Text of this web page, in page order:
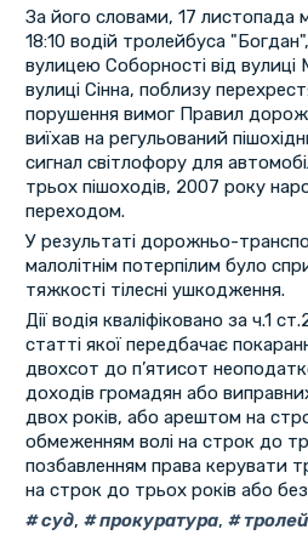
За його словами, 17 листопада
18:10 водій тролейбуса
вулицею Соборності від
вулиці Сінна, поблизу
порушення вимог Правил
виїхав на регульований
сигнал світлофору для
трьох пішоходів, 2007 року
переходом.
У результаті дорожньо-
малолітнім потерпілим було
тяжкості тілесні ушкодження.
Дії водія кваліфіковано за ч.1
статті якої передбачає
двохсот до п’ятисот
доходів громадян або
двох років, або арештом на
обмеженням волі на строк до
позбавленням права керувати
на строк до трьох років або
суд, прокуратура,